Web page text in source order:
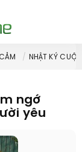
NHẬT KÝ
ngớ
yêu